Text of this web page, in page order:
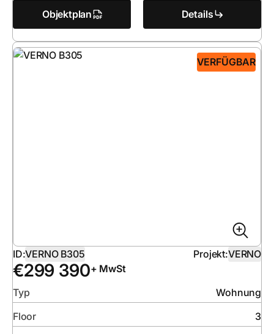
Objektplan Details
VERFÜGBAR
ID:VERNO B305 Projekt:VERNO
€299 390+ MwSt
Typ
Wohnung
Floor
3